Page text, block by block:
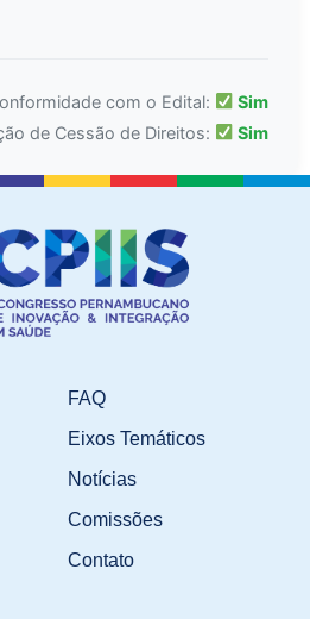
com o Edital:
Sim
de Cessão de Direitos:
Sim
FAQ
Eixos Temáticos
Notícias
Comissões
Contato